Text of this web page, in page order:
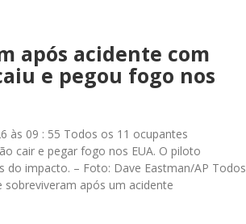
após acidente com
e pegou fogo nos
às 09 : 55 Todos os 11 ocupantes
cair e pegar fogo nos EUA. O piloto
do impacto. – Foto: Dave Eastman/AP Todos
após um acidente